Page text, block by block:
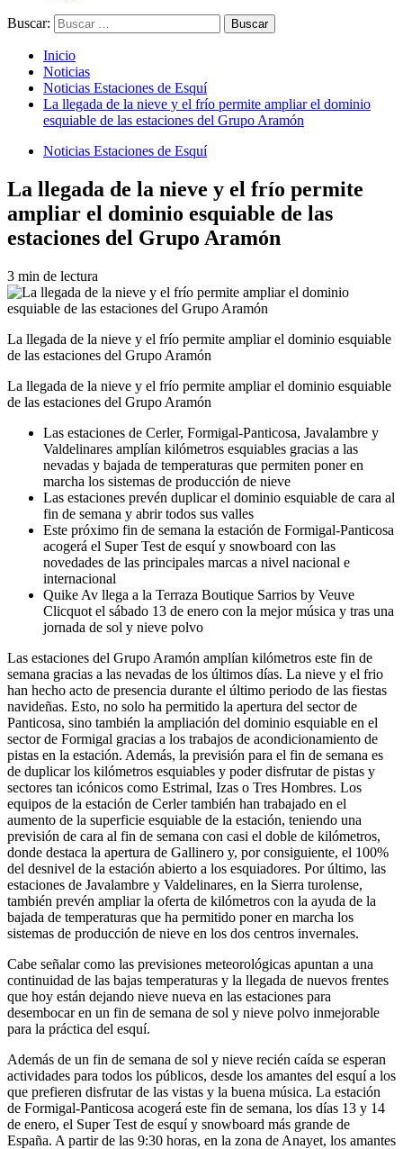
Buscar:
Inicio
Noticias
Noticias Estaciones de Esquí
La llegada de la nieve y el frío permite ampliar el dominio
esquiable de las estaciones del Grupo Aramón
Noticias Estaciones de Esquí
La llegada de la nieve y el frío permite
ampliar el dominio esquiable de las
estaciones del Grupo Aramón
3 min de lectura
La llegada de la nieve y el frío permite ampliar el dominio esquiable
de las estaciones del Grupo Aramón
La llegada de la nieve y el frío permite ampliar el dominio esquiable
de las estaciones del Grupo Aramón
Las estaciones de Cerler, Formigal-Panticosa, Javalambre y
Valdelinares amplían kilómetros esquiables gracias a las
nevadas y bajada de temperaturas que permiten poner en
marcha los sistemas de producción de nieve
Las estaciones prevén duplicar el dominio esquiable de cara al
fin de semana y abrir todos sus valles
Este próximo fin de semana la estación de Formigal-Panticosa
acogerá el Super Test de esquí y snowboard con las
novedades de las principales marcas a nivel nacional e
internacional
Quike Av llega a la Terraza Boutique Sarrios by Veuve
Clicquot el sábado 13 de enero con la mejor música y tras una
jornada de sol y nieve polvo
Las estaciones del Grupo Aramón amplían kilómetros este fin de
semana gracias a las nevadas de los últimos días. La nieve y el frio
han hecho acto de presencia durante el último periodo de las fiestas
navideñas. Esto, no solo ha permitido la apertura del sector de
Panticosa, sino también la ampliación del dominio esquiable en el
sector de Formigal gracias a los trabajos de acondicionamiento de
pistas en la estación. Además, la previsión para el fin de semana es
de duplicar los kilómetros esquiables y poder disfrutar de pistas y
sectores tan icónicos como Estrimal, Izas o Tres Hombres. Los
equipos de la estación de Cerler también han trabajado en el
aumento de la superficie esquiable de la estación, teniendo una
previsión de cara al fin de semana con casi el doble de kilómetros,
donde destaca la apertura de Gallinero y, por consiguiente, el 100%
del desnivel de la estación abierto a los esquiadores. Por último, las
estaciones de Javalambre y Valdelinares, en la Sierra turolense,
también prevén ampliar la oferta de kilómetros con la ayuda de la
bajada de temperaturas que ha permitido poner en marcha los
sistemas de producción de nieve en los dos centros invernales.
Cabe señalar como las previsiones meteorológicas apuntan a una
continuidad de las bajas temperaturas y la llegada de nuevos frentes
que hoy están dejando nieve nueva en las estaciones para
desembocar en un fin de semana de sol y nieve polvo inmejorable
para la práctica del esquí.
Además de un fin de semana de sol y nieve recién caída se esperan
actividades para todos los públicos, desde los amantes del esquí a los
que prefieren disfrutar de las vistas y la buena música. La estación
de Formigal-Panticosa acogerá este fin de semana, los días 13 y 14
de enero, el Super Test de esquí y snowboard más grande de
España. A partir de las 9:30 horas, en la zona de Anayet, los amantes